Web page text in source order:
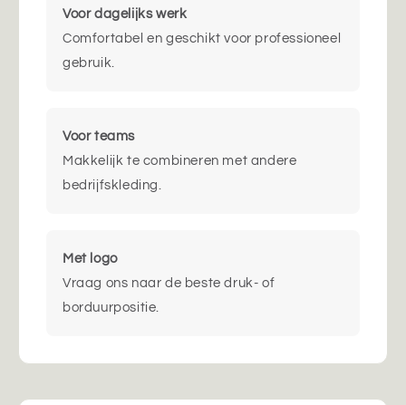
Voor dagelijks werk
Comfortabel en geschikt voor professioneel
gebruik.
Voor teams
Makkelijk te combineren met andere
bedrijfskleding.
Met logo
Vraag ons naar de beste druk- of
borduurpositie.